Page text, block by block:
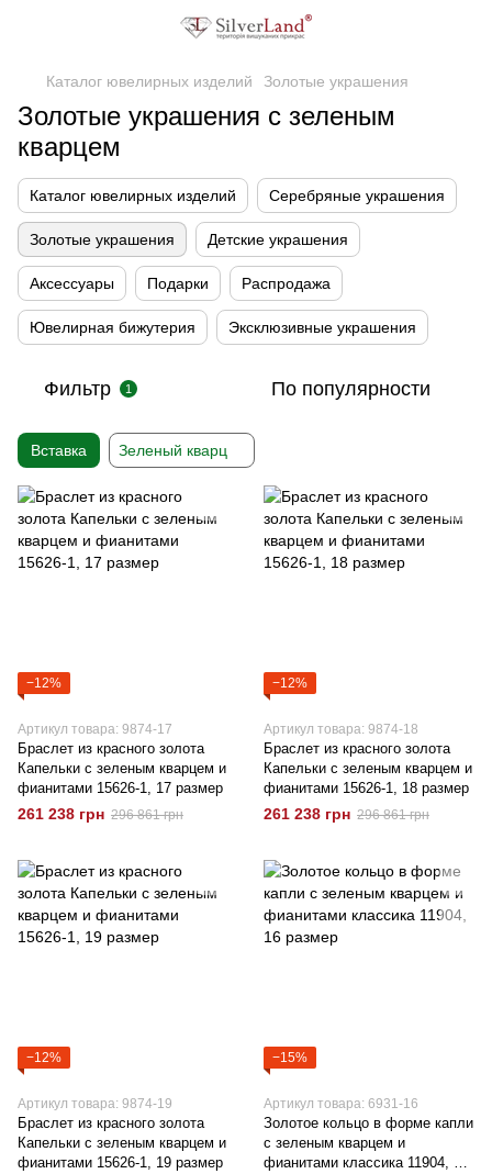
Каталог ювелирных изделий Золотые украшения
Золотые украшения с зеленым
кварцем
Каталог ювелирных изделий Серебряные украшения
Золотые украшения Детские украшения
Аксессуары Подарки Распродажа
Ювелирная бижутерия Эксклюзивные украшения
Фильтр 1 По популярности
Вставка Зеленый кварц
−12%
Артикул товара: 9874-17
Браслет из красного золота
Капельки с зеленым кварцем и
фианитами 15626-1, 17 размер
261 238 грн 296 861 грн
−12%
Артикул товара: 9874-18
Браслет из красного золота
Капельки с зеленым кварцем и
фианитами 15626-1, 18 размер
261 238 грн 296 861 грн
−12%
Артикул товара: 9874-19
Браслет из красного золота
Капельки с зеленым кварцем и
фианитами 15626-1, 19 размер
−15%
Артикул товара: 6931-16
Золотое кольцо в форме капли
с зеленым кварцем и
фианитами классика 11904, 16